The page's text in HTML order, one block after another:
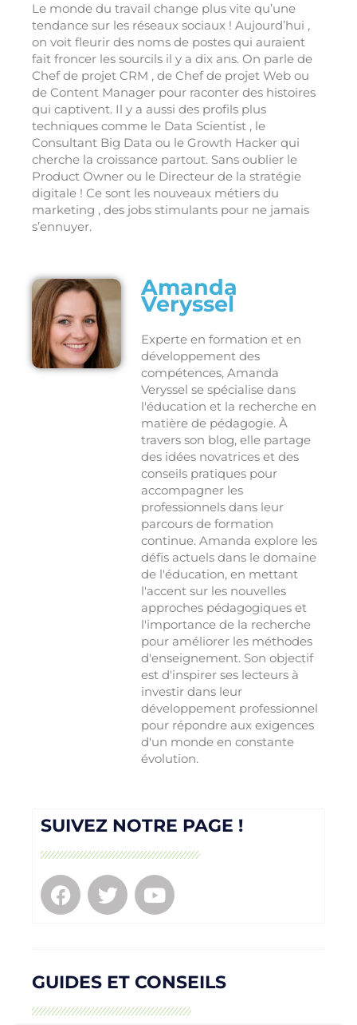
Le monde du travail change plus vite qu’une
tendance sur les réseaux sociaux ! Aujourd’hui ,
on voit fleurir des noms de postes qui auraient
fait froncer les sourcils il y a dix ans. On parle de
Chef de projet CRM , de Chef de projet Web ou
de Content Manager pour raconter des histoires
qui captivent. Il y a aussi des profils plus
techniques comme le Data Scientist , le
Consultant Big Data ou le Growth Hacker qui
cherche la croissance partout. Sans oublier le
Product Owner ou le Directeur de la stratégie
digitale ! Ce sont les nouveaux métiers du
marketing , des jobs stimulants pour ne jamais
s’ennuyer.
Amanda
Veryssel
Experte en formation et en
développement des
compétences, Amanda
Veryssel se spécialise dans
l'éducation et la recherche en
matière de pédagogie. À
travers son blog, elle partage
des idées novatrices et des
conseils pratiques pour
accompagner les
professionnels dans leur
parcours de formation
continue. Amanda explore les
défis actuels dans le domaine
de l'éducation, en mettant
l'accent sur les nouvelles
approches pédagogiques et
l'importance de la recherche
pour améliorer les méthodes
d'enseignement. Son objectif
est d'inspirer ses lecteurs à
investir dans leur
développement professionnel
pour répondre aux exigences
d'un monde en constante
évolution.
SUIVEZ NOTRE PAGE !
GUIDES ET CONSEILS